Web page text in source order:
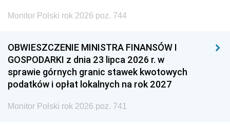
Monitor Polski rok 2026 poz. 744
OBWIESZCZENIE MINISTRA FINANSÓW I
GOSPODARKI z dnia 23 lipca 2026 r. w
sprawie górnych granic stawek kwotowych
podatków i opłat lokalnych na rok 2027
Monitor Polski rok 2026 poz. 741